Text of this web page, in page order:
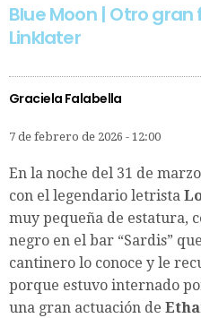
Blue Moon | Otro
Linklater
Graciela Falabella
7 de febrero de 2026 - 12:00
En la noche del 31 de
con el legendario letrista
muy pequeña de estatura,
negro en el bar “Sardis”
cantinero lo conoce y le
porque estuvo internado
una gran actuación de